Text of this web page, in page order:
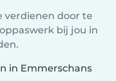
verdienen door te
bij jou in
in Emmerschans